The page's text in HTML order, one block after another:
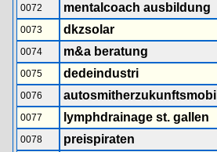
0072
mentalcoach ausbildung
0073
dkzsolar
0074
m&a beratung
0075
dedeindustri
0076
autosmitherzukunftsmobil
0077
lymphdrainage st. gallen
0078
preispiraten